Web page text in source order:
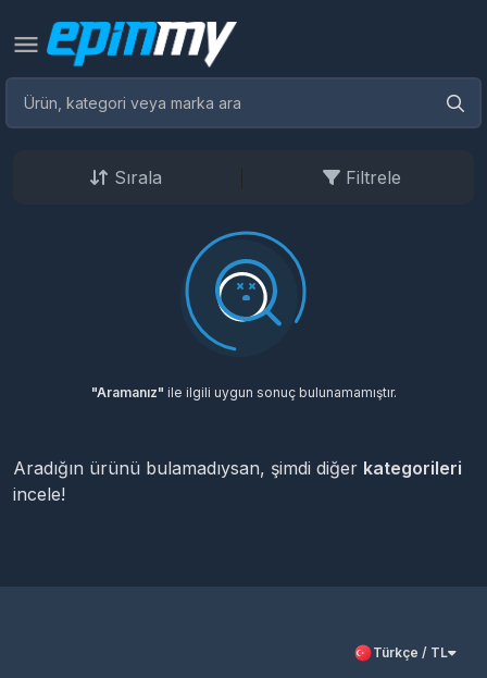
Sırala Filtrele
"Aramanız" ile ilgili uygun sonuç bulunamamıştır.
Aradığın ürünü bulamadıysan, şimdi diğer kategorileri
incele!
Türkçe / TL